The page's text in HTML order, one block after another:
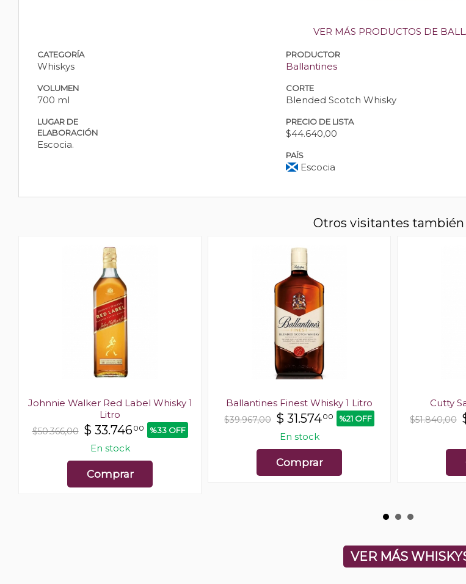
VER MÁS PRODUCTOS DE
CATEGORÍA
Whiskys
PRODUCTOR
Ballantines
VOLUMEN
700 ml
CORTE
Blended Scotch Whisky
LUGAR DE
ELABORACIÓN
Escocia.
PRECIO DE LISTA
$44.640,00
PAÍS
Escocia
Otros visitantes también
Johnnie Walker Red Label Whisky 1
Litro
$50.366,00 $ 33.74600 %33 OFF
En stock
Comprar
Ballantines Finest Whisky 1 Litro
$39.967,00 $ 31.57400 %21 OFF
En stock
Comprar
Cutty
$51.840,00
VER MÁS